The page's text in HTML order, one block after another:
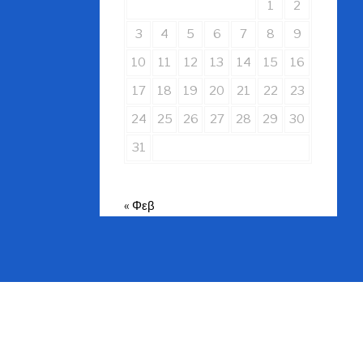
1
2
3
4 5 6 7 8
9
10
11 12 13 14 15
16
17
18 19 20 21 22
23
24
25 26 27 28 29
30
31
« Φεβ